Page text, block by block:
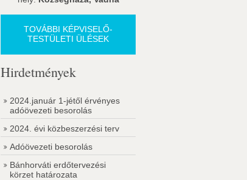
TOVÁBBI KÉPVISELŐ-
TESTÜLETI ÜLÉSEK
Hirdetmények
2024.január 1-jétől érvényes
adóövezeti besorolás
2024. évi közbeszerzési terv
Adóövezeti besorolás
Bánhorváti erdőtervezési
körzet határozata